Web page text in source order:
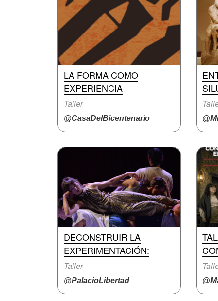
LA FORMA COMO
EXPERIENCIA
Taller
@CasaDelBicentenario
DECONSTRUIR LA
EXPERIMENTACIÓN:
Taller
@PalacioLibertad